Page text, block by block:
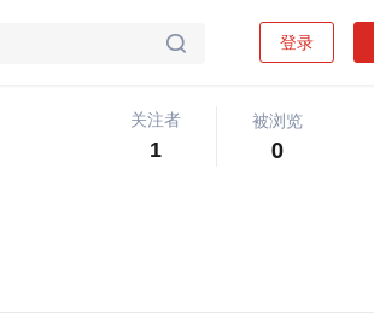
 登录

关注者
1
被浏览
0